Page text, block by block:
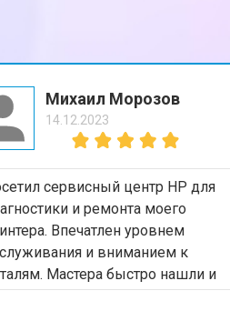
Михаил Морозов
14.12.2023
сервисный центр HP для
и ремонта моего
Впечатлен уровнем
и вниманием к
Мастера быстро нашли и
проблему, а также